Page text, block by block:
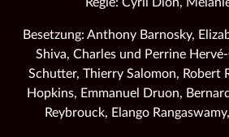
Besetzung: Anthony Barnosky,
Shiva, Charles und Perrine
Schutter, Thierry Salomon, Robert
Hopkins, Emmanuel Druon,
Reybrouck, Elango